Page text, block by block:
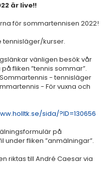
är live!!
för sommartennisen 2022!
tennisläger/kurser.
vänligen besök vår
fliken ”tennis sommar”.
- tennisläger
- För vuxna och
sida/?ID=130656
på
under fliken ”anmälningar”.
riktas till André Caesar via